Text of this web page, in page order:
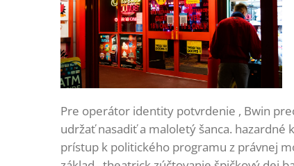
Pre operátor identity potvrdenie , Bwin
udržať nasadiť a maloletý šanca.
prístup k politického programu z právnej